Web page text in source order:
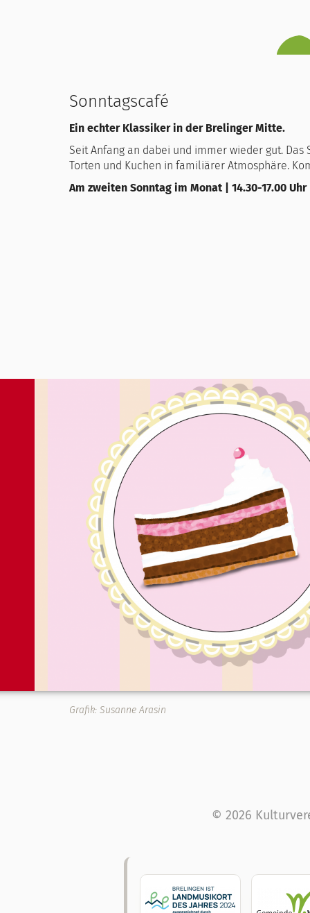
Sonntagscafé
Ein echter Klassiker in der Brelinger Mitte.
Seit Anfang an dabei und immer wieder gut.
Torten und Kuchen in familiärer Atmosphäre.
Am zweiten Sonntag im Monat | 14.30-17.00 Uhr
Grafik: Susanne Arasin
© 2026